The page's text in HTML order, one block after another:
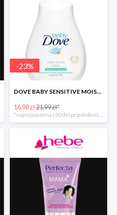
-23%
DOVE BABY SENSITIVE MOISTURE emulsja do mycia ciała i włosów
16.98 zł21.99 zł*